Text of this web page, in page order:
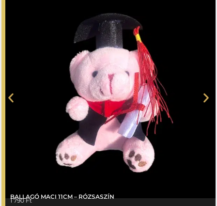
BALLAGÓ MACI 11CM – RÓZSASZÍN
1 790Ft